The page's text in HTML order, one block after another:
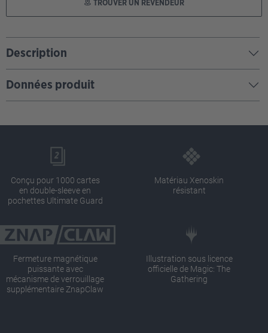
TROUVER UN REVENDEUR
Description
Données produit
Conçu pour 1000 cartes
en double-sleeve en
pochettes Ultimate Guard
Matériau Xenoskin
résistant
Fermeture magnétique
puissante avec
mécanisme de verrouillage
supplémentaire ZnapClaw
Illustration sous licence
officielle de Magic: The
Gathering